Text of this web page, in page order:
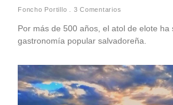
Foncho Portillo 3 Comentarios
Por más de 500 años, el atol de elote ha
gastronomía popular salvadoreña.